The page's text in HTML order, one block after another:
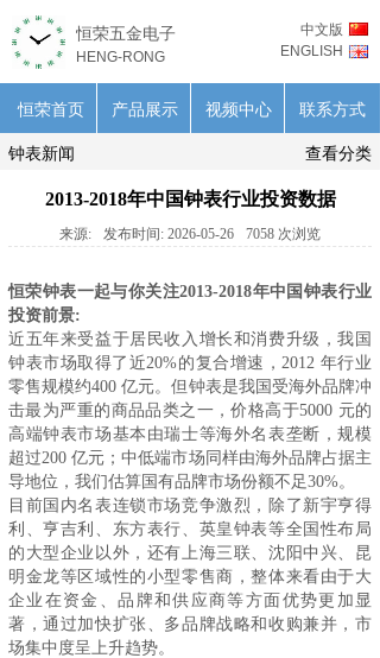
中文版
ENGLISH
恒荣五金电子
HENG-RONG
恒荣首页 产品展示 视频中心 联系方式
查看分类
钟表新闻
2013-2018年中国钟表行业投资数据
来源: 发布时间: 2026-05-26 7058 次浏览
恒荣钟表一起与你关注2013-2018年中国钟表行业
投资前景:
近五年来受益于居民收入增长和消费升级，我国
钟表市场取得了近20%的复合增速，2012 年行业
零售规模约400 亿元。但钟表是我国受海外品牌冲
击最为严重的商品品类之一，价格高于5000 元的
高端钟表市场基本由瑞士等海外名表垄断，规模
超过200 亿元；中低端市场同样由海外品牌占据主
导地位，我们估算国有品牌市场份额不足30%。
目前国内名表连锁市场竞争激烈，除了新宇亨得
利、亨吉利、东方表行、英皇钟表等全国性布局
的大型企业以外，还有上海三联、沈阳中兴、昆
明金龙等区域性的小型零售商，整体来看由于大
企业在资金、品牌和供应商等方面优势更加显
著，通过加快扩张、多品牌战略和收购兼并，市
场集中度呈上升趋势。